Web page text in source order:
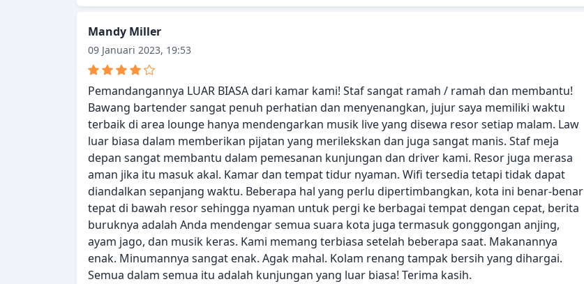
Mandy Miller
09 Januari 2023, 19:53
Pemandangannya LUAR BIASA dari kamar kami! Staf sangat ramah / ramah dan membantu!
Bawang bartender sangat penuh perhatian dan menyenangkan, jujur saya memiliki waktu
terbaik di area lounge hanya mendengarkan musik live yang disewa resor setiap malam. Law
luar biasa dalam memberikan pijatan yang merilekskan dan juga sangat manis. Staf meja
depan sangat membantu dalam pemesanan kunjungan dan driver kami. Resor juga merasa
aman jika itu masuk akal. Kamar dan tempat tidur nyaman. Wifi tersedia tetapi tidak dapat
diandalkan sepanjang waktu. Beberapa hal yang perlu dipertimbangkan, kota ini benar-benar
tepat di bawah resor sehingga nyaman untuk pergi ke berbagai tempat dengan cepat, berita
buruknya adalah Anda mendengar semua suara kota juga termasuk gonggongan anjing,
ayam jago, dan musik keras. Kami memang terbiasa setelah beberapa saat. Makanannya
enak. Minumannya sangat enak. Agak mahal. Kolam renang tampak bersih yang dihargai.
Semua dalam semua itu adalah kunjungan yang luar biasa! Terima kasih.